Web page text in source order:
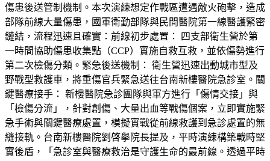
傷患後送管制機制。本次演練想定作戰區遭遇敵火砲擊，造成
部隊前線大量傷患，國軍衛勤部隊與民間醫院第一線醫護緊密
鏈結，流程迅速且確實：前線初步處置： 四支部衛生營於第
一時間協助傷患收集點（CCP）實施自救互救，並依傷勢進行
第二次檢傷分類。緊急後送機制： 衛生營迅速出動城市型及
野戰型救護車，將重傷官兵緊急送往台南新樓醫院急診室。關
鍵醫療接手： 新樓醫院急診團隊與軍方進行「傷情交接」與
「檢傷分流」，針對創傷、大量出血等戰傷個案，立即實施緊
急手術與關鍵醫療處置，模擬實戰從前線救護到急診處置的無
縫接軌。台南新樓醫院劉啓擧院長提及，平時演練構築戰時堅
實後盾，「急診室與醫療救治是守護生命的最前線。透過平時